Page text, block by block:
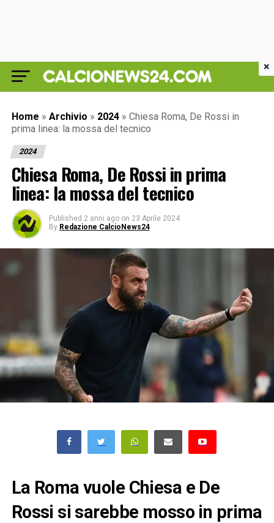
Home » Archivio » 2024 » Chiesa Roma, De Rossi in
prima linea: la mossa del tecnico
2024
Chiesa Roma, De Rossi in prima
linea: la mossa del tecnico
Published 2 anni ago on 23 Aprile 2024
By Redazione CalcioNews24
La Roma vuole Chiesa e De
Rossi si sarebbe mosso in prima
×